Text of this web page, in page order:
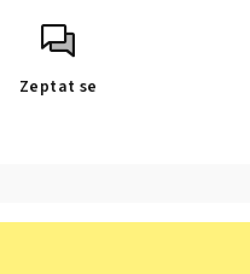
Zeptat se